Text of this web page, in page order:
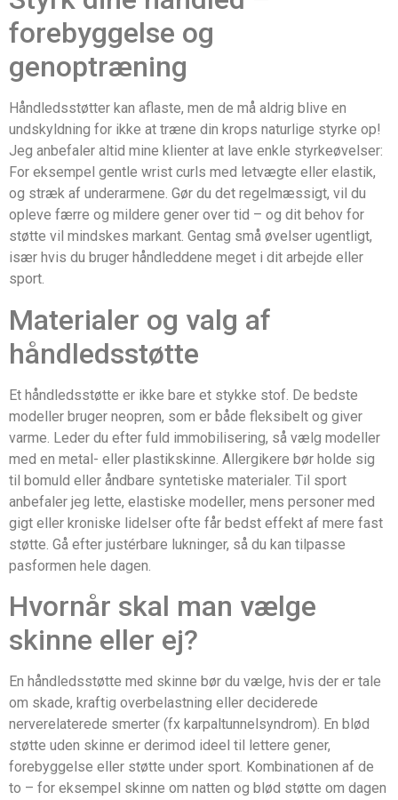
forebyggelse og
genoptræning
Håndledsstøtter kan aflaste, men de må aldrig blive en
undskyldning for ikke at træne din krops naturlige styrke op!
Jeg anbefaler altid mine klienter at lave enkle styrkeøvelser:
For eksempel gentle wrist curls med letvægte eller elastik,
og stræk af underarmene. Gør du det regelmæssigt, vil du
opleve færre og mildere gener over tid – og dit behov for
støtte vil mindskes markant. Gentag små øvelser ugentligt,
især hvis du bruger håndleddene meget i dit arbejde eller
sport.
Materialer og valg af
håndledsstøtte
Et håndledsstøtte er ikke bare et stykke stof. De bedste
modeller bruger neopren, som er både fleksibelt og giver
varme. Leder du efter fuld immobilisering, så vælg modeller
med en metal- eller plastikskinne. Allergikere bør holde sig
til bomuld eller åndbare syntetiske materialer. Til sport
anbefaler jeg lette, elastiske modeller, mens personer med
gigt eller kroniske lidelser ofte får bedst effekt af mere fast
støtte. Gå efter justérbare lukninger, så du kan tilpasse
pasformen hele dagen.
Hvornår skal man vælge
skinne eller ej?
En håndledsstøtte med skinne bør du vælge, hvis der er tale
om skade, kraftig overbelastning eller deciderede
nerverelaterede smerter (fx karpaltunnelsyndrom). En blød
støtte uden skinne er derimod ideel til lettere gener,
forebyggelse eller støtte under sport. Kombinationen af de
to – for eksempel skinne om natten og blød støtte om dagen